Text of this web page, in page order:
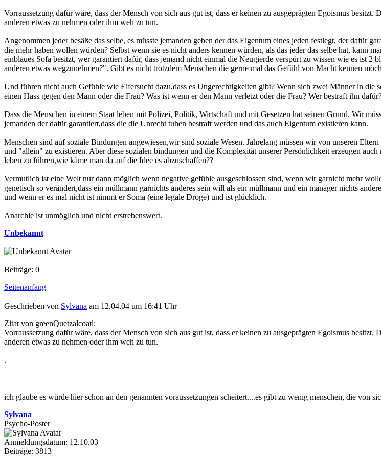
Vorraussetzung dafür wäre, dass der Mensch von sich aus gut ist, dass er keinen zu ausgeprägten Egoismus
anderen etwas zu nehmen oder ihm weh zu tun.
Angenommen jeder besäße das selbe, es müsste jemanden geben der das Eigentum eines jeden festlegt, der dafür
die mehr haben wollen würden? Selbst wenn sie es nicht anders kennen würden, als das jeder das selbe hat, kann
einblaues Sofa besitzt, wer garantiert dafür, dass jemand nicht einmal die Neugierde verspürt zu wissen wie es ist 2
anderen etwas wegzunehmen?". Gibt es nicht trotzdem Menschen die gerne mal das Gefühl von Macht kennen
Und führen nicht auch Gefühle wie Eifersucht dazu,dass es Ungerechtigkeiten gibt? Wenn sich zwei Männer in die
einen Hass gegen den Mann oder die Frau? Was ist wenn er den Mann verletzt oder die Frau? Wer bestraft ihn
Dass die Menschen in einem Staat leben mit Polizei, Politik, Wirtschaft und mit Gesetzen hat seinen Grund. Wir
jemanden der dafür garantiert,dass die die Unrecht tuhen bestraft werden und das auch Eigentum existieren kann.
Menschen sind auf soziale Bindungen angewiesen,wir sind soziale Wesen. Jahrelang müssen wir von unseren
und "allein" zu existieren. Aber diese sozialen bindungen und die Komplexität unserer Persönlichkeit erzeugen
leben zu führen,wie käme man da auf die Idee es abzuschaffen??
Vermutlich ist eine Welt nur dann möglich wenn negative gefühle ausgeschlossen sind, wenn wir garnicht mehr
genetisch so verändert,dass ein müllmann garnichts anderes sein will als ein müllmann und ein manager nichts
und wenn er es mal nicht ist nimmt er Soma (eine legale Droge) und ist glücklich.
Anarchie ist unmöglich und nicht erstrebenswert.
Unbekannt
Beiträge: 0
Seitenanfang
Geschrieben von Sylvana am 12.04.04 um 16:41 Uhr
Zitat von greenQuetzalcoatl:
Vorraussetzung dafür wäre, dass der Mensch von sich aus gut ist, dass er keinen zu ausgeprägten Egoismus
anderen etwas zu nehmen oder ihm weh zu tun.
.
ich glaube es würde hier schon an den genannten voraussetzungen scheitert....es gibt zu wenig menschen, die von
Sylvana
Psycho-Poster
Anmeldungsdatum: 12.10.03
Beiträge: 3813